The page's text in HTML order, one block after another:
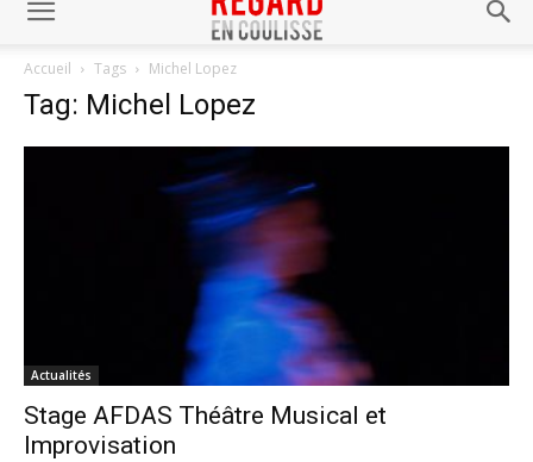
Accueil Tags Michel Lopez
Tag: Michel Lopez
Actualités
Stage AFDAS Théâtre Musical et
Improvisation